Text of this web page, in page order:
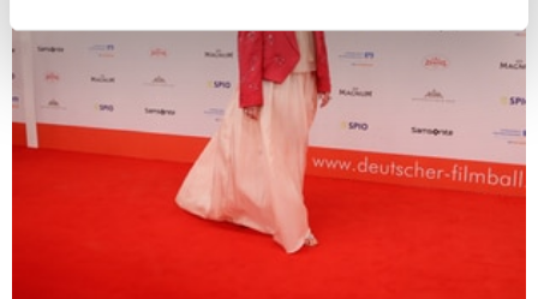
bestimmten Merkmalen (Fingerprinting) identifizieren
Erfahren Sie mehr darüber, wie Ihre persönlichen Daten
verarbeitet werden, und legen Sie Ihre Präferenzen im
Abschnitt Einzelheiten
Wir verwenden Cookies, um Inhalte und Anzeigen zu
personalisieren, Funktionen für soziale Medien anbieten
zu können und die Zugriffe auf unsere Website zu